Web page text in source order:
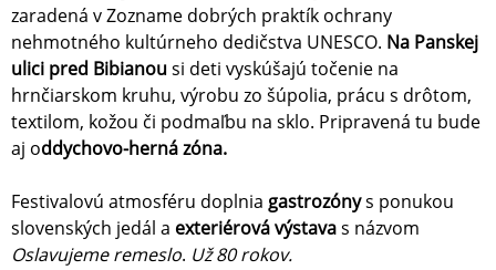
zaradená v Zozname dobrých praktík ochrany
nehmotného kultúrneho dedičstva UNESCO. Na Panskej
ulici pred Bibianousi deti vyskúšajú točenie na
hrnčiarskom kruhu, výrobu zo šúpolia, prácu s drôtom,
textilom, kožou či podmaľbu na sklo. Pripravená tu bude
aj oddychovo-herná zóna.
Festivalovú atmosféru doplnia gastrozónys ponukou
slovenských jedál a exteriérová výstavas názvom
Oslavujeme remeslo. Už 80 rokov.